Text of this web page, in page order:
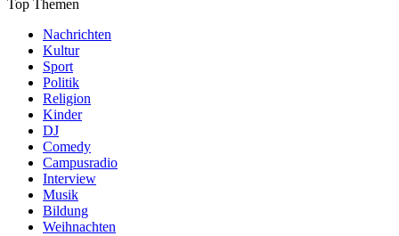
Top Themen
Nachrichten
Kultur
Sport
Politik
Religion
Kinder
DJ
Comedy
Campusradio
Interview
Musik
Bildung
Weihnachten